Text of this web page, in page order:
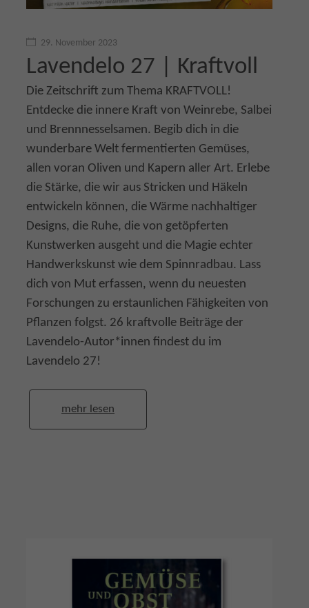
29. November 2023
Lavendelo 27 | Kraftvoll
Die Zeitschrift zum Thema KRAFTVOLL!
Entdecke die innere Kraft von Weinrebe, Salbei
und Brennnesselsamen. Begib dich in die
wunderbare Welt fermentierten Gemüses,
allen voran Oliven und Kapern aller Art. Erlebe
die Stärke, die wir aus Stricken und Häkeln
entwickeln können, die Wärme nachhaltiger
Designs, die Ruhe, die von getöpferten
Kunstwerken ausgeht und die Magie echter
Handwerkskunst wie dem Spinnradbau. Lass
dich von Mut erfassen, wenn du neuesten
Forschungen zu erstaunlichen Fähigkeiten von
Pflanzen folgst. 26 kraftvolle Beiträge der
Lavendelo-Autor*innen findest du im
Lavendelo 27!
mehr lesen